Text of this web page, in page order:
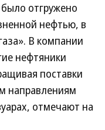
отгружено
нефтью, в
В компании
нефтяники
поставки
направлениям
отмечают на